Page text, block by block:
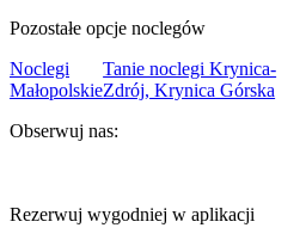
Pozostałe opcje noclegów
Noclegi
Małopolskie
Tanie noclegi Krynica-
Zdrój, Krynica Górska
Obserwuj nas:
Rezerwuj wygodniej w aplikacji